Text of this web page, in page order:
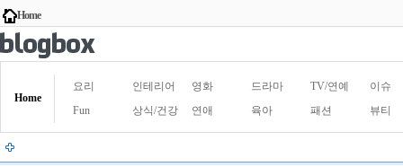
Home
Home
요리 인테리어 영화 드라마 TV/연예
이슈
Fun
상식/건강 연애 육아 패션 뷰티